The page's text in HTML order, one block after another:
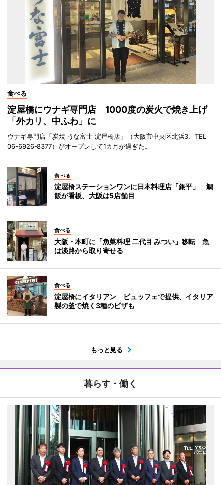
食べる
淀屋橋にウナギ専門店 1000度の炭火で焼き上げ
「外カリ、中ふわ」に
ウナギ専門店「炭焼 うな富士 淀屋橋店」（大阪市中央区北浜3、TEL
06-6926-8377）がオープンして1カ月が過ぎた。
食べる
淀屋橋ステーションワンに日本料理店「銀平」 鯛
飯が看板、大阪は5店舗目
食べる
大阪・本町に「魚菜料理 二代目 みつい」移転 魚
は淡路から取り寄せる
食べる
淀屋橋にイタリアン ビュッフェで提供、イタリア
製の釜で焼く3種のピザも
もっと見る
暮らす・働く